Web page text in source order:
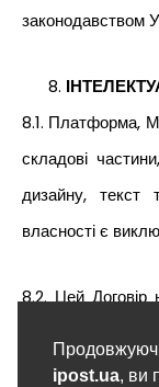
законодавством
8.1. Платформа,
складові
дизайну, текст
власності є
8.2. Цей Договір
або дозволів
та Мобільних
ipost.ua, ви